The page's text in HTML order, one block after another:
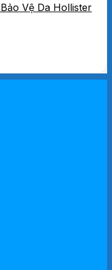
Vệ Da Hollister